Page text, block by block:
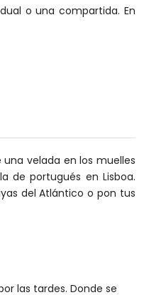
o una compartida. En
velada en los muelles
de portugués en Lisboa.
del Atlántico o pon tus
las tardes. Donde se